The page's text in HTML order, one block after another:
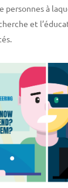
personnes à
et